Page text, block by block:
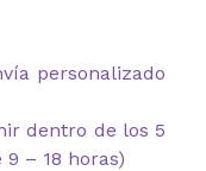
personalizado
dentro de los 5
– 18 horas)